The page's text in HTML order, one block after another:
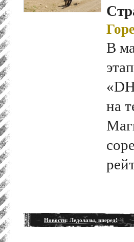
В
на
Новости: Ледолазы, вперед!